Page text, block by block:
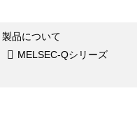
製品について
MELSEC-Qシリーズ